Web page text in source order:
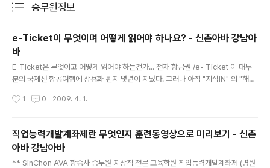
승무원정보
e-Ticket이 무엇이며 어떻게 읽어야 하나요? - 신촌아바 강남아
바
E-Ticket은 무엇이고 어떻게 읽어야 하는건가... 전자 항공권 /e- Ticket 이 대부
분의 국제선 항공여행에 상용화 된지 몇년이 지났다. 그러나 아직 "지식iN" 의 "해외
Ticket 의 사용법 문제점 등에 대한 질문이고 많은 사람이 궁금증을 가진 항목이라
전으로 생긴 편리한제도이다. 항공기를 이용한 여행에 있어 가장 먼저 챙겨야하는 것
이 여권과 항공권이다. 기존의 항공권은 각항공사 별로 지정된 로그와 양식에 따라
작성되었으며 대부분 인쇄 혹은 손으로 기록된 종이 를 가로로 접는 되어 있으며 각
구간마다 차례대로 한장씩 떼..
1 0 2009. 4. 1.
직업능력개발계좌제란 무엇인지 훈련동영상으로 미리보기 - 신촌
아바 강남아바
** SinChon AVA 항송사 승무원 지상직 전문 교육학원 직업능력개발계좌제 (병원